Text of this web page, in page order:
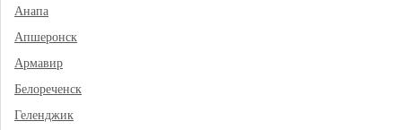
Анапа
Апшеронск
Армавир
Белореченск
Геленджик